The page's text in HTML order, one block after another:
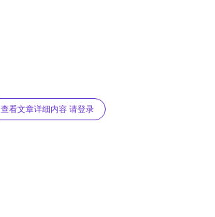
查看文章详细内容 请登录